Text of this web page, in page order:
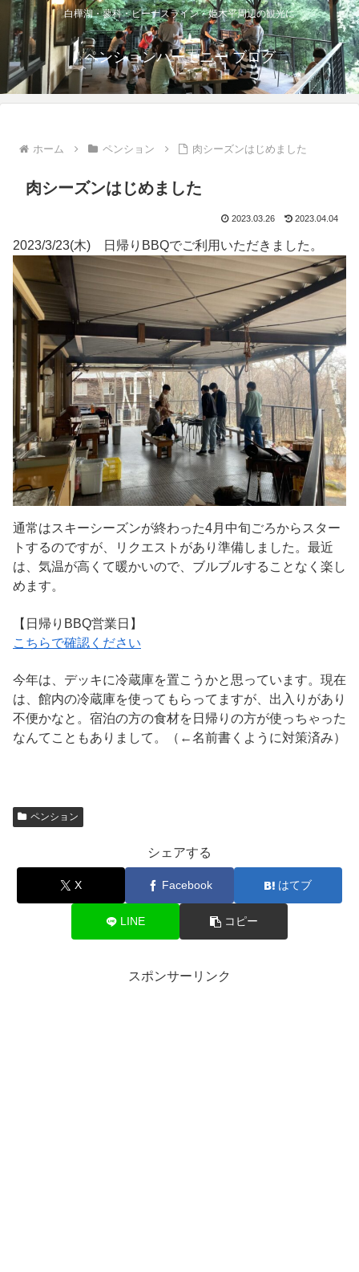
白樺湖・蓼科・ビーナスライン・姫木平周辺の観光に
ペンションハーモニー ブログ
ホーム ペンション 肉シーズンはじめました
肉シーズンはじめました
2023.03.26 2023.04.04
2023/3/23(木) 日帰りBBQでご利用いただきました。
通常はスキーシーズンが終わった4月中旬ごろからスター
トするのですが、リクエストがあり準備しました。最近
は、気温が高くて暖かいので、ブルブルすることなく楽し
めます。
【日帰りBBQ営業日】
こちらで確認ください
今年は、デッキに冷蔵庫を置こうかと思っています。現在
は、館内の冷蔵庫を使ってもらってますが、出入りがあり
不便かなと。宿泊の方の食材を日帰りの方が使っちゃった
なんてこともありまして。（←名前書くように対策済み）
ペンション
シェアする
X Facebook はてブ
LINE コピー
スポンサーリンク